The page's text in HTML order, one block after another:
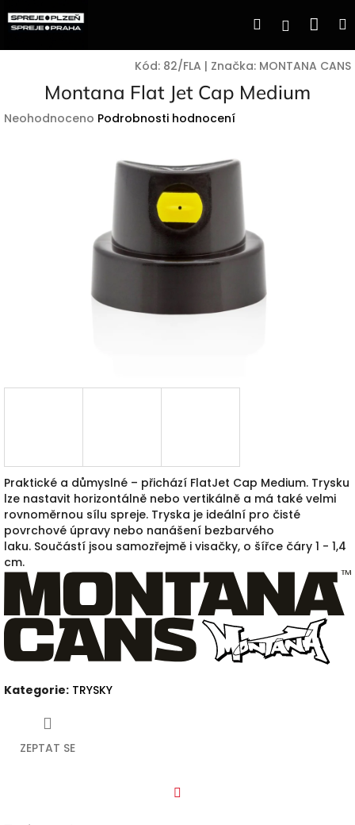
na
Hledat
Kód: 82/FLA | Značka: MONTANA CANS
Montana Flat Jet Cap Medium
Průměrné
Neohodnoceno Podrobnosti hodnocení
Praktické a důmyslné – přichází FlatJet Cap Medium. Trysku
lze nastavit horizontálně nebo vertikálně a má také velmi
rovnoměrnou sílu spreje. Tryska je ideální pro čisté
povrchové úpravy nebo nanášení bezbarvého
laku. Součástí jsou samozřejmě i visačky, o šířce čáry 1 - 1,4
cm.
Kategorie: TRYSKY
ZEPTAT SE